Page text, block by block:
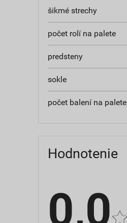
šikmé strechy
počet rolí na palete
predsteny
sokle
počet balení na palete
Hodnotenie
0,0